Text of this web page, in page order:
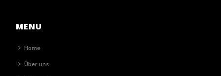
MENU
Home
Über uns